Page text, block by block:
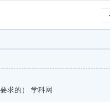
求的） 学科网